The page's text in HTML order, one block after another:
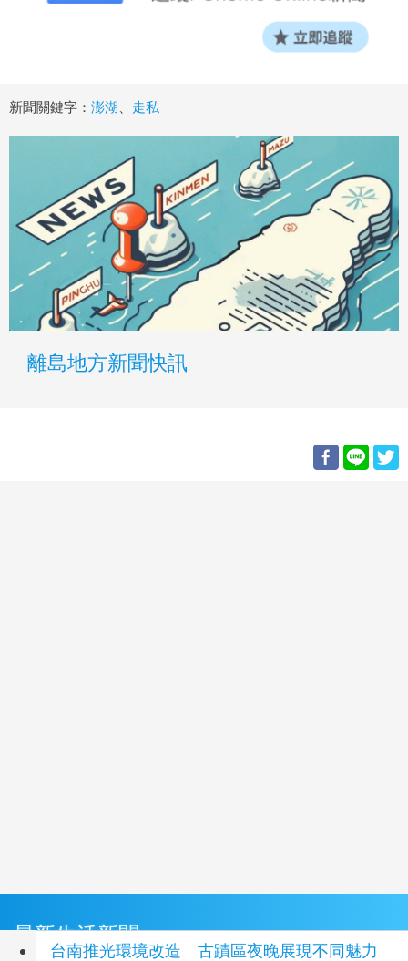
新聞關鍵字： 澎湖 走私
離島地方新聞快訊
最新生活新聞
台南推光環境改造 古蹟區夜晚展現不同魅力